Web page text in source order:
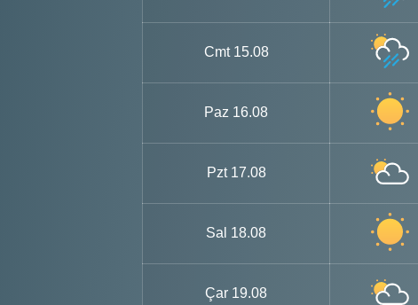
Cmt 15.08
Paz 16.08
Pzt 17.08
Sal 18.08
Çar 19.08